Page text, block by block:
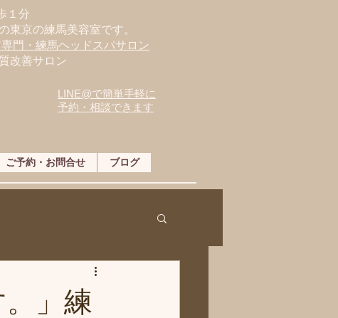
１分
東京の練馬美容室です。
門・練馬ヘッドスパサロン
改善サロン
LINE@で簡単手軽に
予約・相談できます
ご予約・お問合せ ブログ
。」練